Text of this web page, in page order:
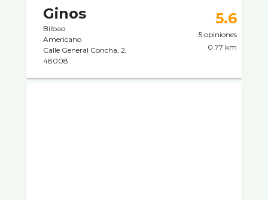
Ginos
Bilbao
Americano
Calle General Concha, 2,
48008
5.6
5 opiniones
0.77 km